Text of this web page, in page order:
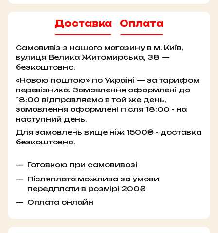
Доставка Оплата
Самовивіз з нашого магазину в м. Київ,
вулиця Велика Житомирська, 38 —
безкоштовно.
«Новою поштою» по Україні — за тарифом
перевізника. Замовлення оформлені до
18:00 відправляємо в той же день,
замовлення оформлені після 18:00 - на
наступний день.
Для замовлень вище ніж 1500₴ - доставка
безкоштовна.
Готовкою при самовивозі
Післяплата можлива за умови
передплати в розмірі 200₴
Оплата онлайн